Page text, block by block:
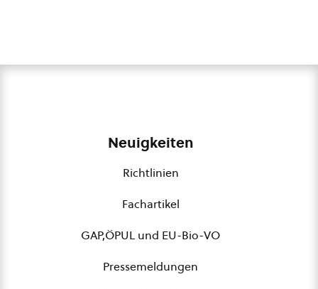
Neuigkeiten
Richtlinien
Fachartikel
GAP,ÖPUL und EU-Bio-VO
Pressemeldungen